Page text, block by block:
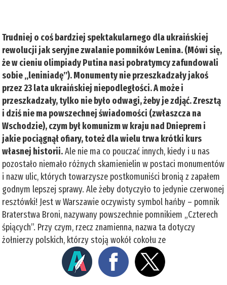
Trudniej o coś bardziej spektakularnego dla ukraińskiej
rewolucji jak seryjne zwalanie pomników Lenina. (Mówi się,
że w cieniu olimpiady Putina nasi pobratymcy zafundowali
sobie „leniniadę”). Monumenty nie przeszkadzały jakoś
przez 23 lata ukraińskiej niepodległości. A może i
przeszkadzały, tylko nie było odwagi, żeby je zdjąć. Zresztą
i dziś nie ma powszechnej świadomości (zwłaszcza na
Wschodzie), czym był komunizm w kraju nad Dnieprem i
jakie pociągnął ofiary, toteż dla wielu trwa krótki kurs
własnej historii.Ale nie ma co pouczać innych, kiedy i u nas
pozostało niemało różnych skamienielin w postaci monumentów
i nazw ulic, których towarzysze postkomuniści bronią z zapałem
godnym lepszej sprawy. Ale żeby dotyczyło to jedynie czerwonej
resztówki! Jest w Warszawie oczywisty symbol hańby – pomnik
Braterstwa Broni, nazywany powszechnie pomnikiem „Czterech
śpiących”. Przy czym, rzecz znamienna, nazwa ta dotyczy
żołnierzy polskich, którzy stoją wokół cokołu ze